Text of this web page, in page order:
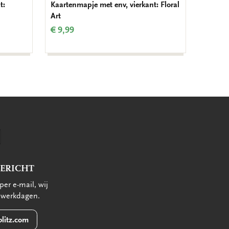
Kaartenmapje met env, vierkant: Floral
Art
€ 9,99
e-mail, wij